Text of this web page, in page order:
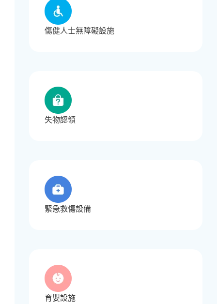
傷健人士無障礙設施
失物認領
緊急救傷設備
育嬰設施